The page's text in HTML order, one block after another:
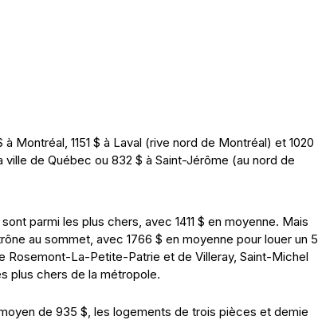
Montréal, 1151 $ à Laval (rive nord de Montréal) et 1020
de Québec ou 832 $ à Saint-Jérôme (au nord de
parmi les plus chers, avec 1411 $ en moyenne. Mais
au sommet, avec 1766 $ en moyenne pour louer un 5
Rosemont-La-Petite-Patrie et de Villeray, Saint-Michel
plus chers de la métropole.
de 935 $, les logements de trois pièces et demie